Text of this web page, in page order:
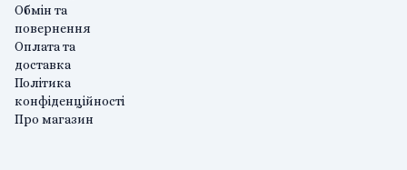
Обмін та
повернення
Оплата та
доставка
Політика
конфіденційності
Про магазин